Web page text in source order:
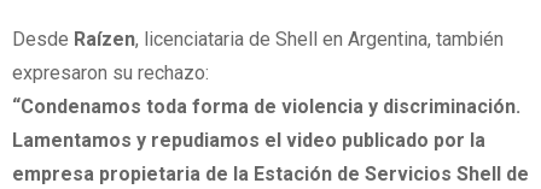
Desde Raízen, licenciataria de Shell en Argentina, también
expresaron su rechazo:
“Condenamos toda forma de violencia y discriminación.
Lamentamos y repudiamos el video publicado por la
empresa propietaria de la Estación de Servicios Shell de